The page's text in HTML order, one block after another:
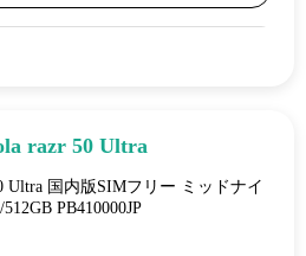
razr 50 Ultra
Ultra 国内版SIMフリー ミッドナイ
PB410000JP